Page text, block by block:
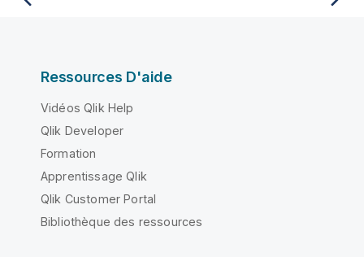
Ressources D'aide
Vidéos Qlik Help
Qlik Developer
Formation
Apprentissage Qlik
Qlik Customer Portal
Bibliothèque des ressources